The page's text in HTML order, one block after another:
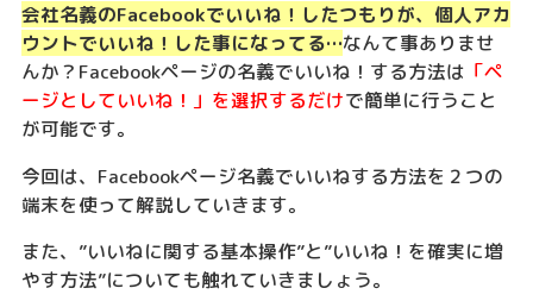
会社名義のFacebookでいいね！したつもりが、個人アカ
ウントでいいね！した事になってる…なんて事ありませ
んか？Facebookページの名義でいいね！する方法は 「ペ
ージとしていいね！」を選択するだけで簡単に行うこと
が可能です。
今回は、Facebookページ名義でいいねする方法を２つの
端末を使って解説していきます。
また、”いいねに関する基本操作”と”いいね！を確実に増
やす方法”についても触れていきましょう。